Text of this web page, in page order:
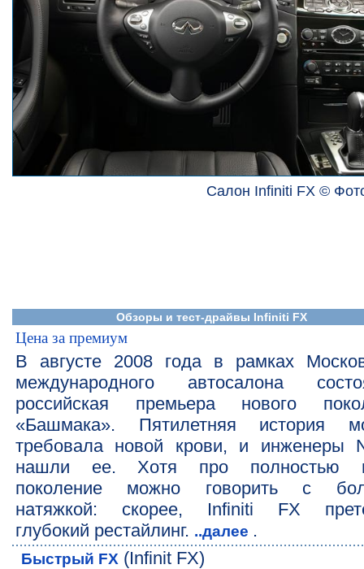
Салон Infiniti FX ©
Обзоры и тест-драйвы Infiniti FX
Цена за премиум
В августе 2008 года в рамках
международного автосалона
российская премьера нового
«Башмака». Пятилетняя история
требовала новой крови, и инженеры
нашли ее. Хотя про полностью
поколение можно говорить с
натяжкой: скорее, Infiniti FX
глубокий рестайлинг. ..далее .
Быстрый FX (Infinit FX)